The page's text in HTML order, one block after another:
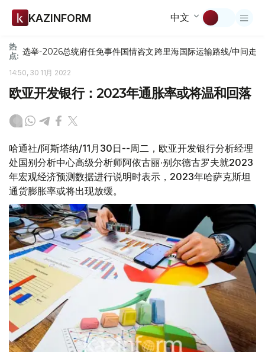
KAZINFORM 中文
热
点: 选举-2026总统府任免事件国情咨文跨里海国际运输路线/中间走廊
14:50, 30 11月 2022
欧亚开发银行：2023年通胀率或将温和回落
哈通社/阿斯塔纳/11月30日--周二，欧亚开发银行分析经理
处国别分析中心高级分析师阿依古丽·别尔德古罗夫就2023
年宏观经济预测数据进行说明时表示，2023年哈萨克斯坦
通货膨胀率或将出现放缓。